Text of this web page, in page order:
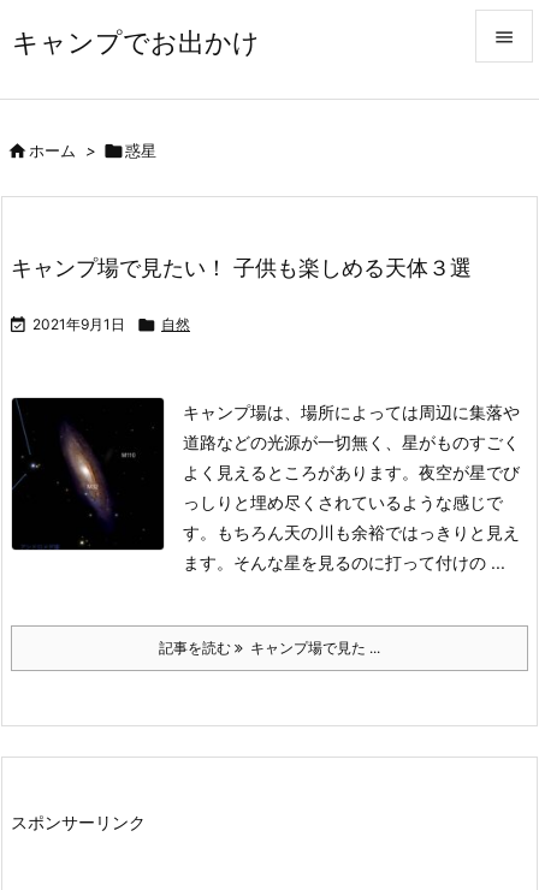
キャンプでお出かけ 
ホーム > 惑星
キャンプ場で見たい！ 子供も楽しめる天体３選
 2021年9月1日  自然
キャンプ場は、場所によっては周辺に集落や
道路などの光源が一切無く、星がものすごく
よく見えるところがあります。夜空が星でび
っしりと埋め尽くされているような感じで
す。もちろん天の川も余裕ではっきりと見え
ます。そんな星を見るのに打って付けの ...
記事を読む キャンプ場で見た ...
スポンサーリンク